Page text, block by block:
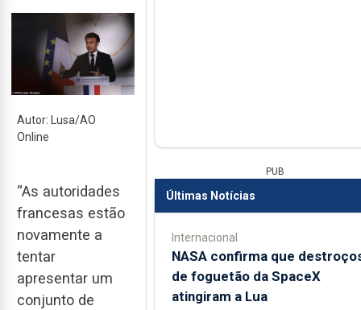
Autor: Lusa/AO
Online
“As autoridades
francesas estão
novamente a
tentar
apresentar um
conjunto de
PUB
Últimas Notícias
Internacional
NASA confirma que
de foguetão da SpaceX
atingiram a Lua